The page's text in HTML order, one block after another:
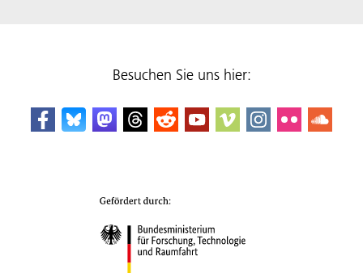
Besuchen Sie uns hier: